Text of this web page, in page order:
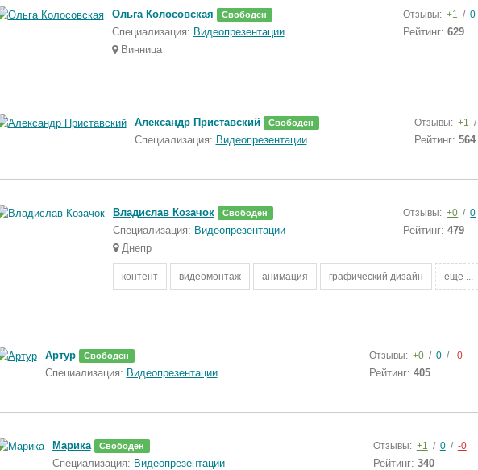
Ольга Колосовская Свободен
Специализация: Видеопрезентации
Винница
Отзывы: +1 / 0
Рейтинг: 629
Александр Приставский Свободен
Специализация: Видеопрезентации
Отзывы: +1 /
Рейтинг: 564
Владислав Козачок Свободен
Специализация: Видеопрезентации
Днепр
Отзывы: +0 / 0
Рейтинг:479
контент видеомонтаж анимация графический дизайн еще ...
Артур Свободен
Специализация: Видеопрезентации
Отзывы: +0 / 0 / -0
Рейтинг:405
Марика Свободен
Специализация: Видеопрезентации
Отзывы: +1 / 0 / -0
Рейтинг: 340